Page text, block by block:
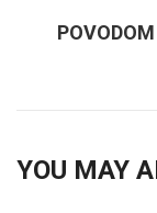
YOU MAY